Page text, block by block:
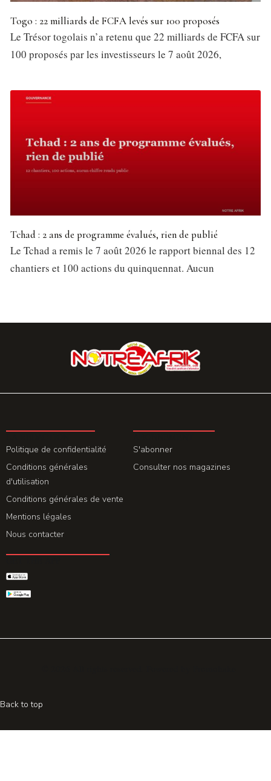
Togo : 22 milliards de FCFA levés sur 100 proposés
Le Trésor togolais n’a retenu que 22 milliards de FCFA sur
100 proposés par les investisseurs le 7 août 2026,
Tchad : 2 ans de programme évalués, rien de publié
Le Tchad a remis le 7 août 2026 le rapport biennal des 12
chantiers et 100 actions du quinquennat. Aucun
Politique de confidentialité
Conditions générales
d'utilisation
Conditions générales de vente
Mentions légales
Nous contacter
S'abonner
Consulter nos magazines
Back to top